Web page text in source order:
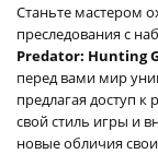
Станьте мастером
преследования с
Predator: Hunting
перед вами мир
предлагая доступ
свой стиль игры и
новые обличия